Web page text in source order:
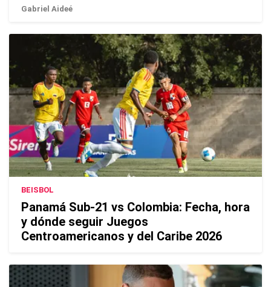
Gabriel Aideé
BEISBOL
Panamá Sub-21 vs Colombia: Fecha, hora
y dónde seguir Juegos
Centroamericanos y del Caribe 2026